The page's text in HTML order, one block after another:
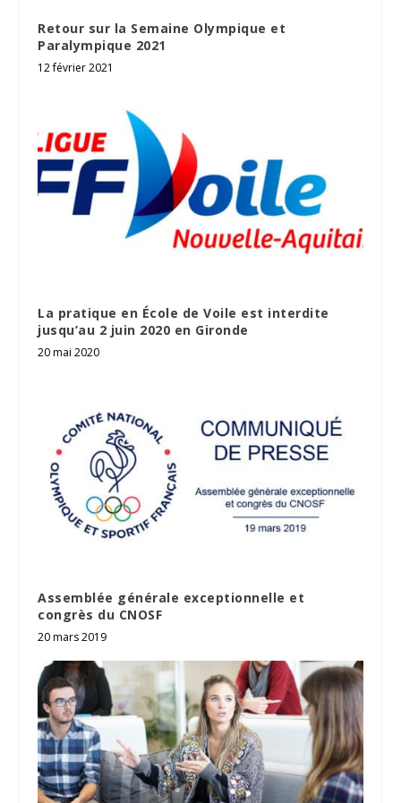
Retour sur la Semaine Olympique et
Paralympique 2021
12 février 2021
La pratique en École de Voile est interdite
jusqu’au 2 juin 2020 en Gironde
20 mai 2020
Assemblée générale exceptionnelle et
congrès du CNOSF
20 mars 2019